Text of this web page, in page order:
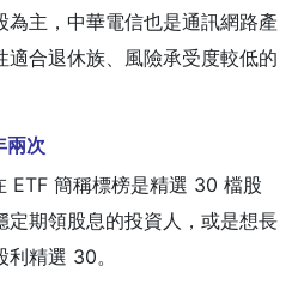
為主，中華電信也是通訊網路產
合退休族、風險承受度較低的
兩次
ETF 簡稱標榜是精選 30 檔股
定期領股息的投資人，或是想長
精選 30。